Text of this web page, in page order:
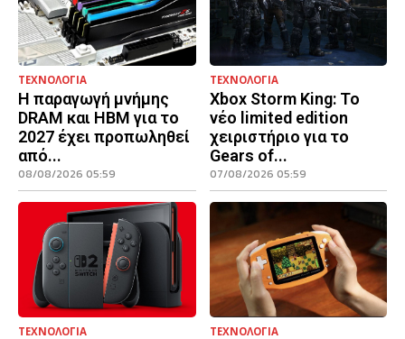
ΤΕΧΝΟΛΟΓΙΑ
Η παραγωγή μνήμης
DRAM και HBM για το
2027 έχει προπωληθεί
από...
08/08/2026 05:59
ΤΕΧΝΟΛΟΓΙΑ
Xbox Storm King: Το
νέο limited edition
χειριστήριο για το
Gears of...
07/08/2026 05:59
ΤΕΧΝΟΛΟΓΙΑ ΤΕΧΝΟΛΟΓΙΑ